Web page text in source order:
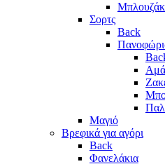
Σορτς
Back
Μαγιό
Βρεφικά για αγόρι
Back
Φανελάκια